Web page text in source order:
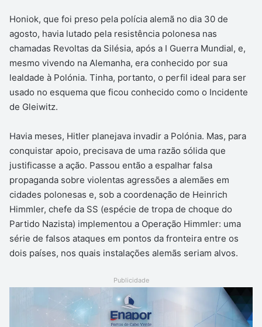
Honiok, que foi preso pela polícia alemã no dia 30 de
agosto, havia lutado pela resistência polonesa nas
chamadas Revoltas da Silésia, após a I Guerra Mundial, e,
mesmo vivendo na Alemanha, era conhecido por sua
lealdade à Polónia. Tinha, portanto, o perfil ideal para ser
usado no esquema que ficou conhecido como o Incidente
de Gleiwitz.
Havia meses, Hitler planejava invadir a Polónia. Mas, para
conquistar apoio, precisava de uma razão sólida que
justificasse a ação. Passou então a espalhar falsa
propaganda sobre violentas agressões a alemães em
cidades polonesas e, sob a coordenação de Heinrich
Himmler, chefe da SS (espécie de tropa de choque do
Partido Nazista) implementou a Operação Himmler: uma
série de falsos ataques em pontos da fronteira entre os
dois países, nos quais instalações alemãs seriam alvos.
Publicidade